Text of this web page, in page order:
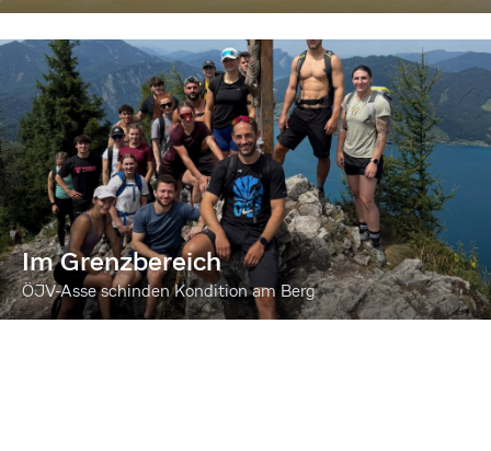
Im Grenzbereich
ÖJV-Asse schinden Kondition am Berg